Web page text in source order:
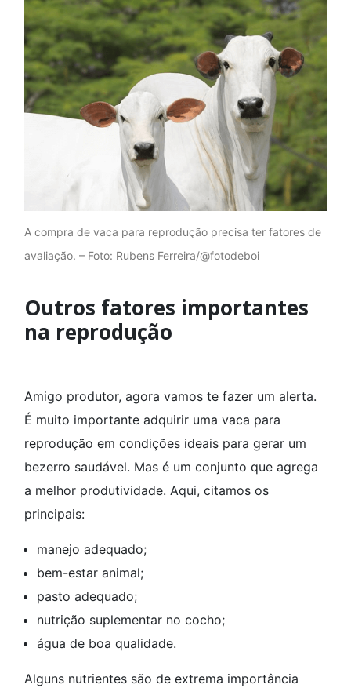
A compra de vaca para reprodução precisa ter fatores de
avaliação. – Foto: Rubens Ferreira/@fotodeboi
Outros fatores importantes
na reprodução
Amigo produtor, agora vamos te fazer um alerta.
É muito importante adquirir uma vaca para
reprodução em condições ideais para gerar um
bezerro saudável. Mas é um conjunto que agrega
a melhor produtividade. Aqui, citamos os
principais:
manejo adequado;
bem-estar animal;
pasto adequado;
nutrição suplementar no cocho;
água de boa qualidade.
Alguns nutrientes são de extrema importância